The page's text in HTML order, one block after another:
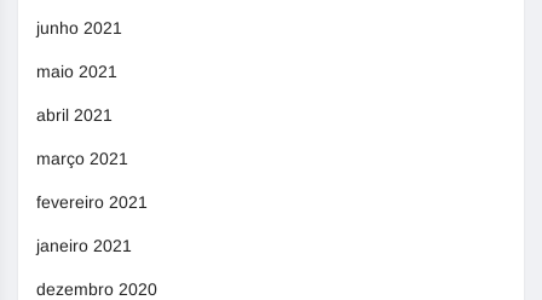
junho 2021
maio 2021
abril 2021
março 2021
fevereiro 2021
janeiro 2021
dezembro 2020